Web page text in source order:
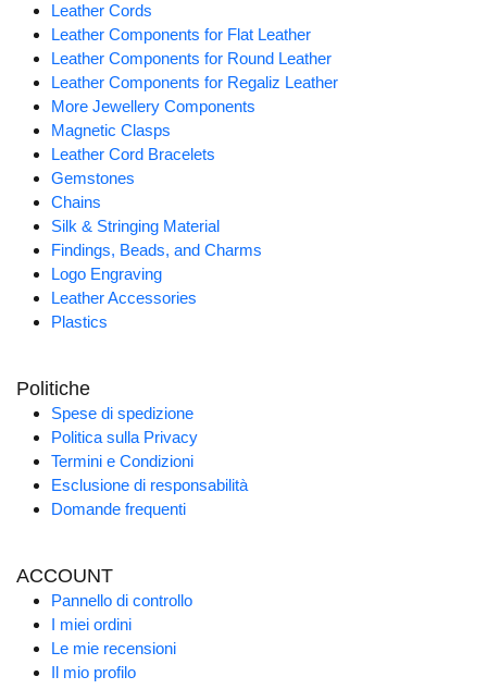
Leather Cords
Leather Components for Flat Leather
Leather Components for Round Leather
Leather Components for Regaliz Leather
More Jewellery Components
Magnetic Clasps
Leather Cord Bracelets
Gemstones
Chains
Silk & Stringing Material
Findings, Beads, and Charms
Logo Engraving
Leather Accessories
Plastics
Politiche
Spese di spedizione
Politica sulla Privacy
Termini e Condizioni
Esclusione di responsabilità
Domande frequenti
ACCOUNT
Pannello di controllo
I miei ordini
Le mie recensioni
Il mio profilo